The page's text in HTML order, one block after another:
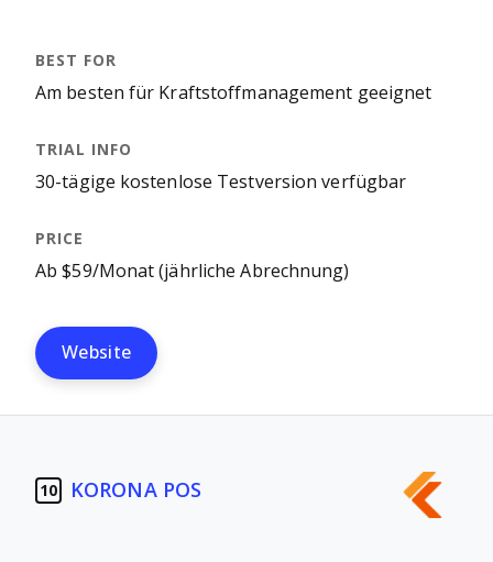
Am besten für Kraftstoffmanagement geeignet
30-tägige kostenlose Testversion verfügbar
Ab $59/Monat (jährliche Abrechnung)
Website
10 KORONA POS